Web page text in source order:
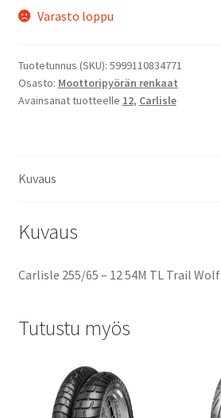
Varasto loppu
Tuotetunnus (SKU): 5999110834771
Osasto: Moottoripyörän renkaat
Avainsanat tuotteelle 12, Carlisle
Kuvaus
Kuvaus
Carlisle 255/65 – 12 54M TL Trail Wolf
Tutustu myös